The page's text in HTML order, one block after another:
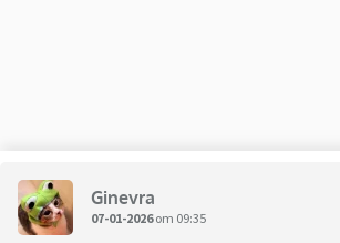
Nu is zoon daarachter gekomen dat ik
is des duivels. Zo boos was hij alweer even
achteraf, heel goed. Heb een aantal.mijn
Ginevra
07-01-2026om 09:35